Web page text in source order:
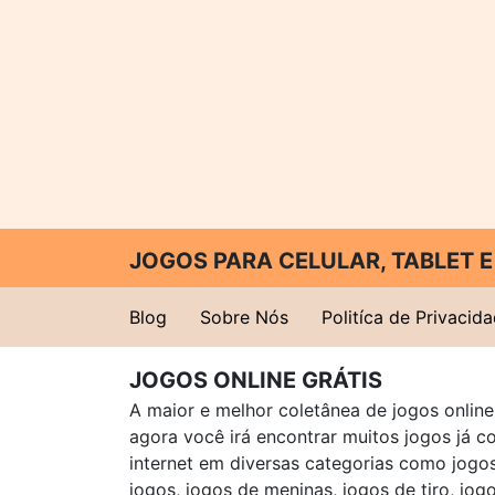
JOGOS PARA CELULAR, TABLET
Blog Sobre Nós Politíca de
JOGOS ONLINE GRÁTIS
A maior e melhor coletânea de jogos
agora você irá encontrar muitos jogos já
internet em diversas categorias como
jogos, jogos de meninas, jogos de tiro,